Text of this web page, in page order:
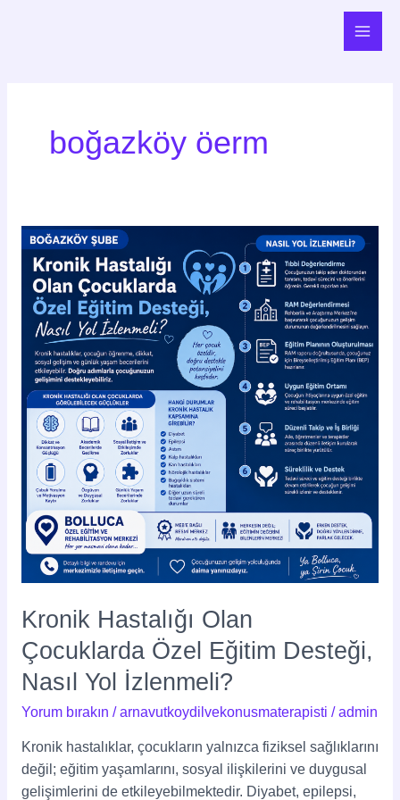
Main
boğazköy öerm
Kronik Hastalığı Olan
Çocuklarda Özel Eğitim Desteği,
Nasıl Yol İzlenmeli?
Yorum bırakın /arnavutkoydilvekonusmaterapisti /admin
Kronik hastalıklar, çocukların yalnızca fiziksel sağlıklarını
değil; eğitim yaşamlarını, sosyal ilişkilerini ve duygusal
gelişimlerini de etkileyebilmektedir. Diyabet, epilepsi,
Kronik
Hastalığı
Olan
Çocuklarda
Özel
Eğitim
Desteği,
Nasıl
Yol
İzlenmeli?